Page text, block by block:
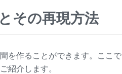
その再現方法
を作ることができます。ここで
紹介します。